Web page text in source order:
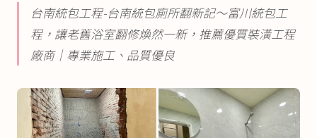
台南統包工程-台南統包廁所翻新記～富川統包工
程，讓老舊浴室翻修煥然一新，推薦優質裝潢工程
廠商│專業施工、品質優良